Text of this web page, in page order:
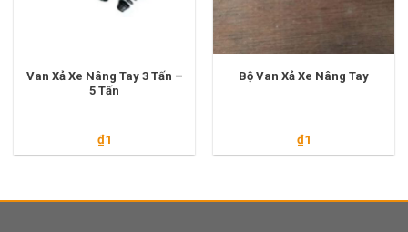
Van Xả Xe Nâng Tay 3 Tấn –
5 Tấn
₫1
Bộ Van Xả Xe Nâng Tay
₫1